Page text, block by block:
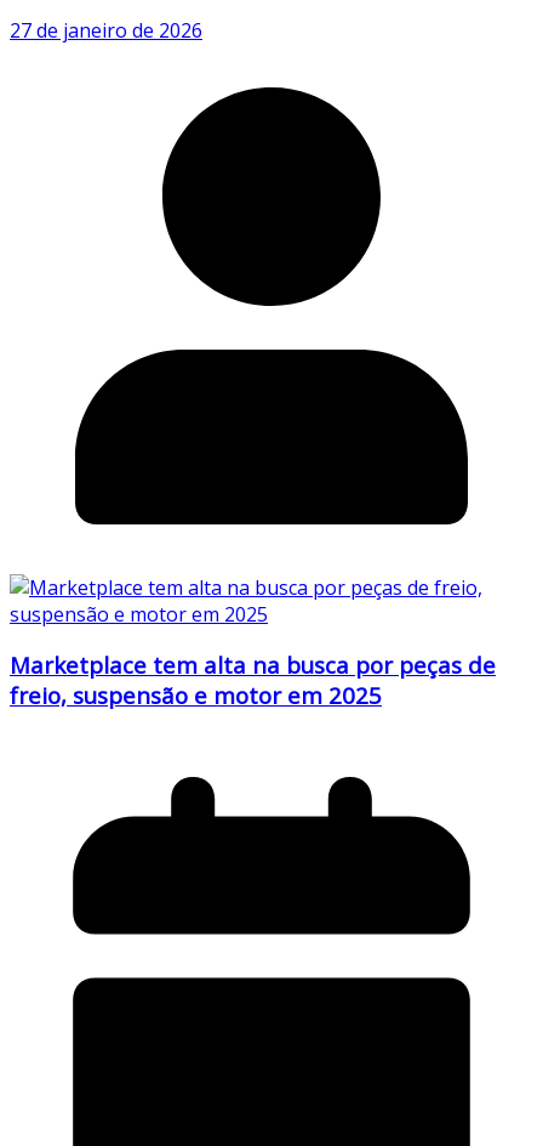
27 de janeiro de 2026
Marketplace tem alta na busca por peças de
freio, suspensão e motor em 2025